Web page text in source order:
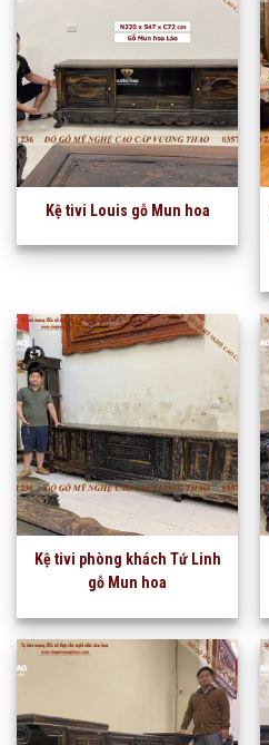
Kệ tivi Louis gỗ Mun hoa
Kệ tivi phòng khách Tứ Linh
gỗ Mun hoa